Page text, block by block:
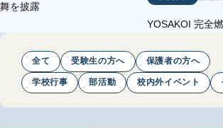
舞を披露
YOSAKOI 完全
全て 受験生の方へ 保護者の方へ
学校行事 部活動 校内外イベント